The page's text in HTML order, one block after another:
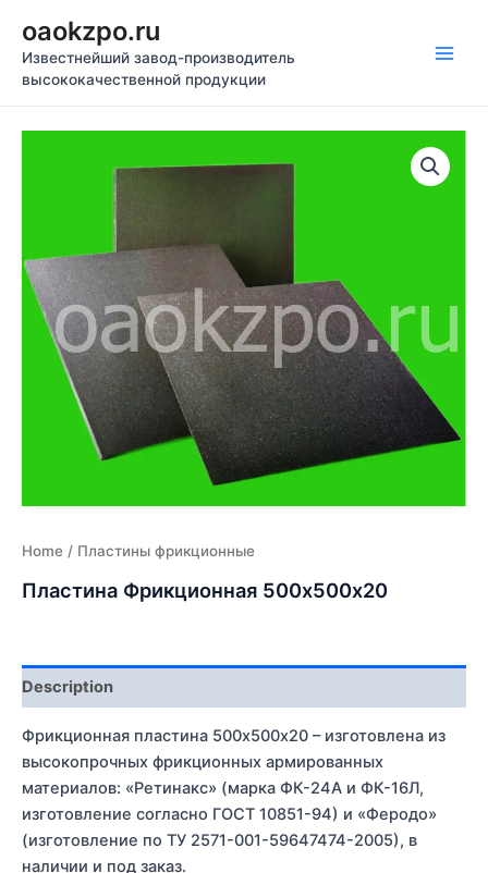
содержимому
oaokzpo.ru
Известнейший завод-производитель
высококачественной продукции
Home / Пластины фрикционные
Пластина Фрикционная 500х500х20
Description
Фрикционная пластина 500х500х20 – изготовлена из
высокопрочных фрикционных армированных
материалов: «Ретинакс» (марка ФК-24А и ФК-16Л,
изготовление согласно ГОСТ 10851-94) и «Феродо»
(изготовление по ТУ 2571-001-59647474-2005), в
наличии и под заказ.